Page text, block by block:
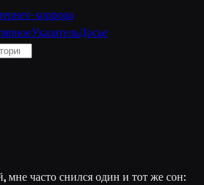
хоррора
УказательДосье
мне часто снился один и тот же сон: